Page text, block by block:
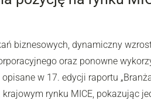
biznesowych, dynamiczny
oraz ponowne
w 17. edycji raportu
rynku MICE, pokazując